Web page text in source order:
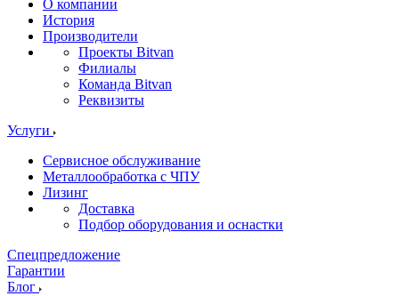
О компании
История
Производители
Проекты Bitvan
Филиалы
Команда Bitvan
Реквизиты
Услуги
Сервисное обслуживание
Металлообработка с ЧПУ
Лизинг
Доставка
Подбор оборудования и оснастки
Спецпредложение
Гарантии
Блог